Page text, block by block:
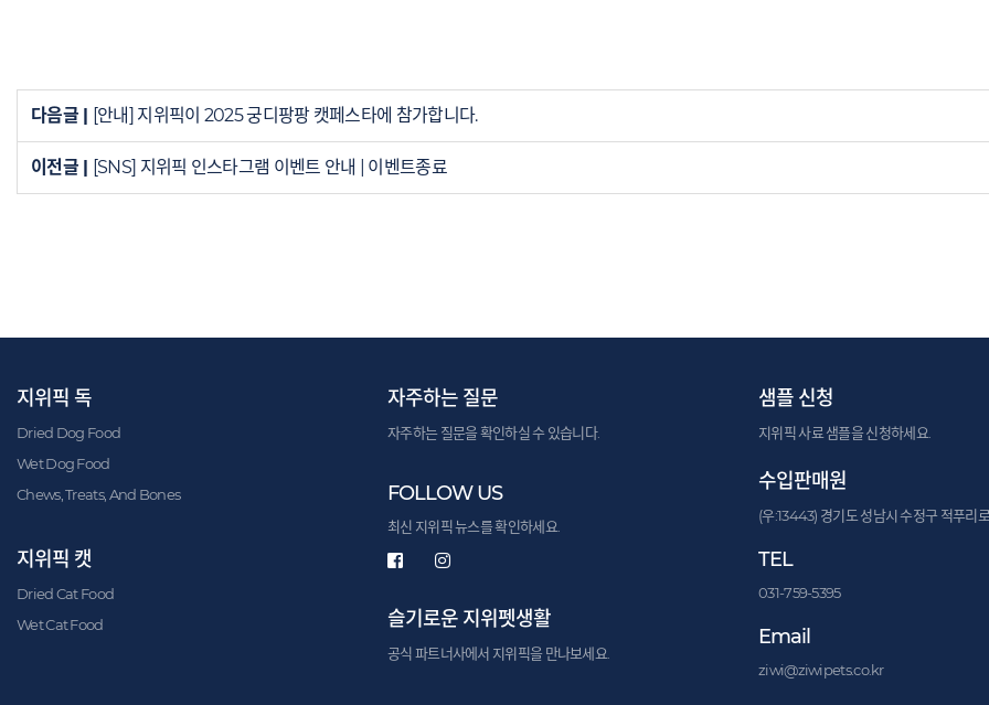
다음글 | [안내] 지위픽이 2025 궁디팡팡 캣페스타에 참가합니다.
이전글 | [SNS] 지위픽 인스타그램 이벤트 안내 | 이벤트종료
지위픽 독
Dried Dog Food
Wet Dog Food
Chews, Treats, And Bones
지위픽 캣
Dried Cat Food
Wet Cat Food
자주하는 질문
자주하는 질문을 확인하실 수 있습니다.
FOLLOW US
최신 지위픽 뉴스를 확인하세요.
슬기로운 지위펫생활
공식 파트너사에서 지위픽을 만나보세요.
샘플 신청
지위픽 사료 샘플을 신청하세요.
수입판매원
(우:13443) 경기도 성남시 수정구 적푸리
TEL
031-759-5395
Email
ziwi@ziwipets.co.kr